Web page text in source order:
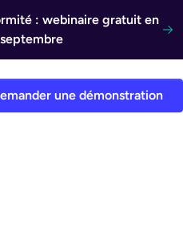
: webinaire gratuit en
une démonstration